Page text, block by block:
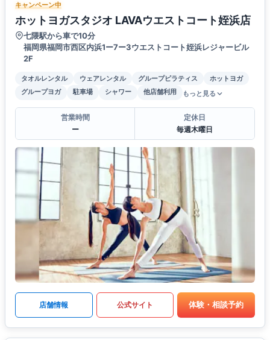
キャンペーン中
ホットヨガスタジオ LAVAウエストコート姪浜店
七隈駅から車で10分
福岡県福岡市西区内浜1ー7ー3ウエストコート姪浜レジャービル
2F
タオルレンタル ウェアレンタル グループピラティス
ホットヨガ
グループヨガ
駐車場 シャワー 他店舗利用 もっと見る
営業時間
ー
定休日
毎週木曜日
店舗情報 公式サイト 体験・相談予約